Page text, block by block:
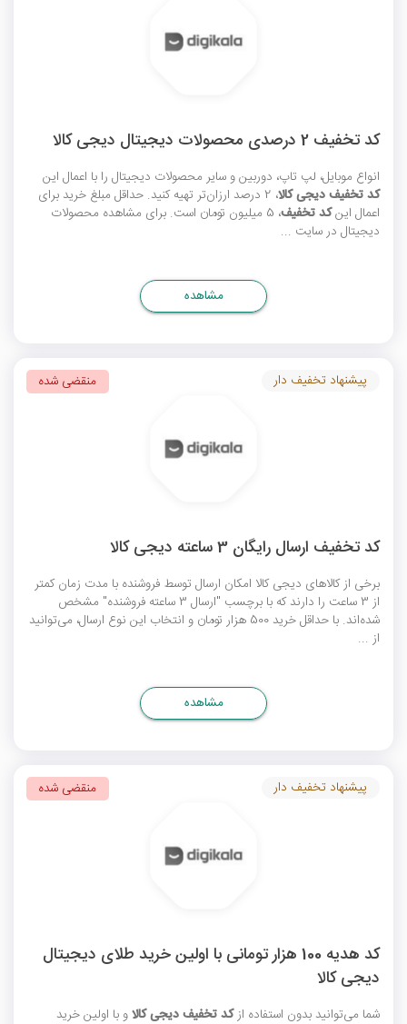
کد تخفیف 2 درصدی محصولات دیجیتال دیجی کالا
انواع موبایل، لپ تاپ، دوربین و سایر محصولات دیجیتال را با اعمال این
کد تخفیف دیجی کالا
، 2 درصد ارزان‌تر تهیه کنید. حداقل مبلغ خرید برای
اعمال اینکد تخفیف
، 5 میلیون تومان است. برای مشاهده محصولات
دیجیتال در سایت ...
مشاهده
کد تخفیف ارسال رایگان 3 ساعته دیجی کالا
برخی از کالاهای دیجی کالا امکان ارسال توسط فروشنده با مدت زمان کمتر
از 3 ساعت را دارند که با برچسب "ارسال 3 ساعته فروشنده" مشخص
شده‌اند. با حداقل خرید 500 هزار تومان و انتخاب این نوع ارسال، می‌توانید
از ...
پیشنهاد تخفیف دار منقضی شده
مشاهده
کد هدیه 100 هزار تومانی با اولین خرید طلای دیجیتال
دیجی کالا
شما می‌توانید بدون استفاده ازکد تخفیف دیجی کالاو با اولین خرید
پیشنهاد تخفیف دار منقضی شده